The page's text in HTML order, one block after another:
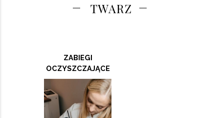
TWARZ
ZABIEGI
OCZYSZCZAJĄCE